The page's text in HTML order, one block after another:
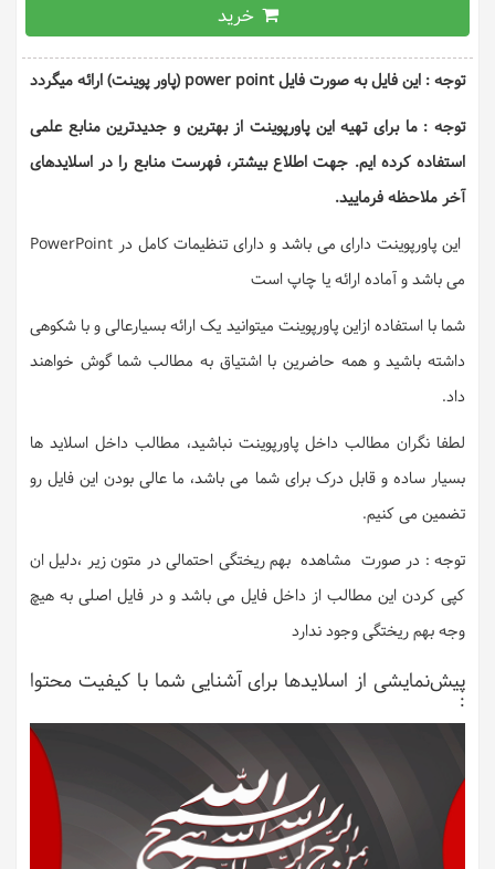
خرید
توجه : این فایل به صورت فایل power point (پاور پوینت) ارائه میگردد
توجه : ما برای تهیه این پاورپوینت از بهترین و جدیدترین منابع علمی
استفاده کرده ایم. جهت اطلاع بیشتر، فهرست منابع را در اسلایدهای
آخر ملاحظه فرمایید.
این پاورپوینت دارای می باشد و دارای تنظیمات کامل در PowerPoint
می باشد و آماده ارائه یا چاپ است
شما با استفاده ازاین پاورپوینت میتوانید یک ارائه بسیارعالی و با شکوهی
داشته باشید و همه حاضرین با اشتیاق به مطالب شما گوش خواهند
داد.
لطفا نگران مطالب داخل پاورپوینت نباشید، مطالب داخل اسلاید ها
بسیار ساده و قابل درک برای شما می باشد، ما عالی بودن این فایل رو
تضمین می کنیم.
توجه : در صورت مشاهده بهم ریختگی احتمالی در متون زیر ،دلیل ان
کپی کردن این مطالب از داخل فایل می باشد و در فایل اصلی به هیچ
وجه بهم ریختگی وجود ندارد
پیش‌نمایشی از اسلایدها برای آشنایی شما با کیفیت محتوا
: